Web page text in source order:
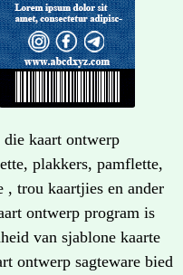
kaart ontwerp
plakkers, pamflette,
, trou kaartjies en ander
ontwerp program is
van sjablone kaarte
ontwerp sagteware bied